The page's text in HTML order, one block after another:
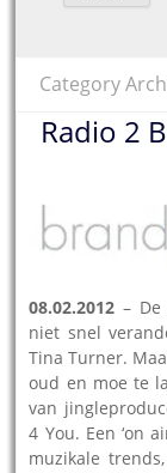
Category
Radio 2
08.02.2012 – De
niet snel
Tina Turner.
oud en moe te
van
4 You. Een ‘on
muzikale